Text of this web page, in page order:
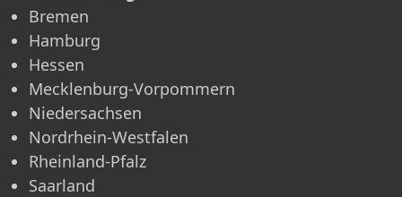
Bremen
Hamburg
Hessen
Mecklenburg-Vorpommern
Niedersachsen
Nordrhein-Westfalen
Rheinland-Pfalz
Saarland